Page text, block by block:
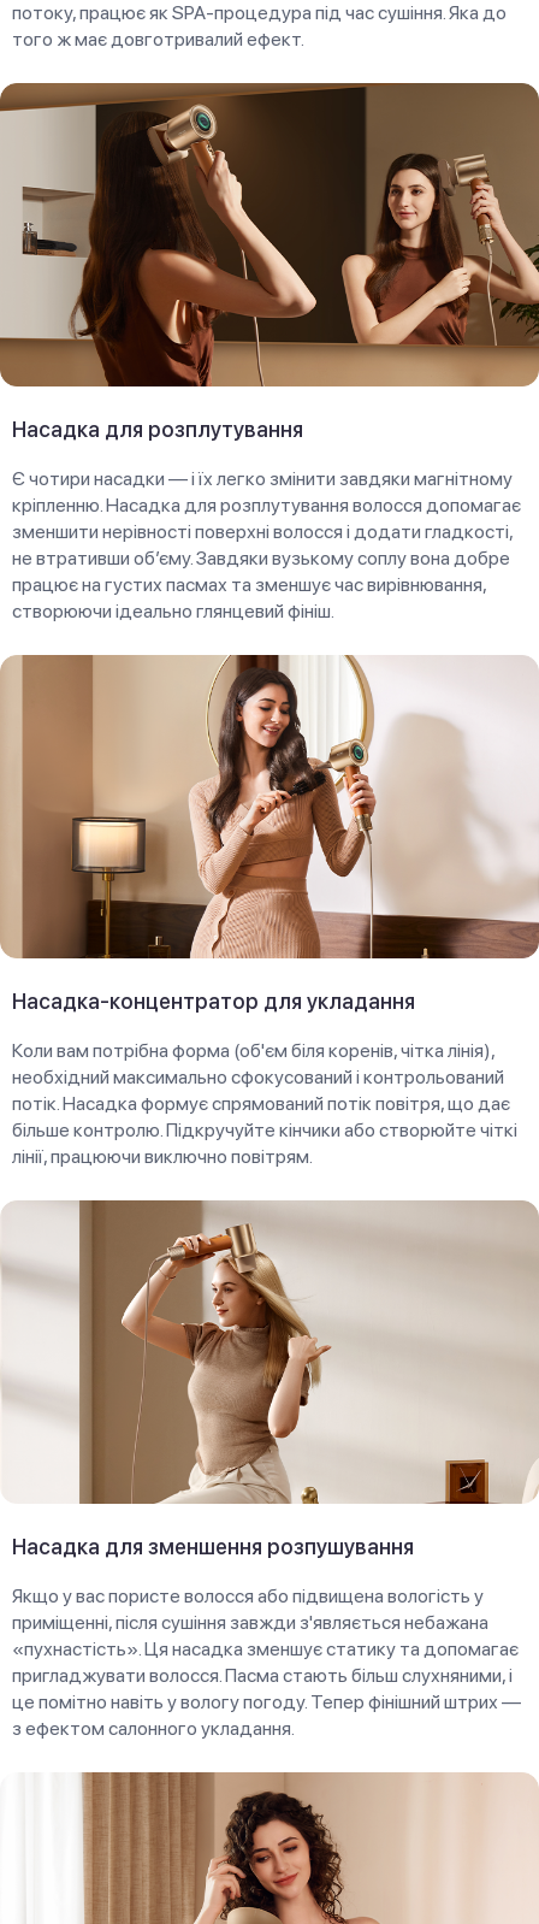
потоку, працює як SPA-процедура під час сушіння. Яка до
того ж має довготривалий ефект.
Насадка для розплутування
Є чотири насадки — і їх легко змінити завдяки магнітному
кріпленню. Насадка для розплутування волосся допомагає
зменшити нерівності поверхні волосся і додати гладкості,
не втративши об’єму. Завдяки вузькому соплу вона добре
працює на густих пасмах та зменшує час вирівнювання,
створюючи ідеально глянцевий фініш.
Насадка-концентратор для укладання
Коли вам потрібна форма (об'єм біля коренів, чітка лінія),
необхідний максимально сфокусований і контрольований
потік. Насадка формує спрямований потік повітря, що дає
більше контролю. Підкручуйте кінчики або створюйте чіткі
лінії, працюючи виключно повітрям.
Насадка для зменшення розпушування
Якщо у вас пористе волосся або підвищена вологість у
приміщенні, після сушіння завжди з'являється небажана
«пухнастість». Ця насадка зменшує статику та допомагає
пригладжувати волосся. Пасма стають більш слухняними, і
це помітно навіть у вологу погоду. Тепер фінішний штрих —
з ефектом салонного укладання.